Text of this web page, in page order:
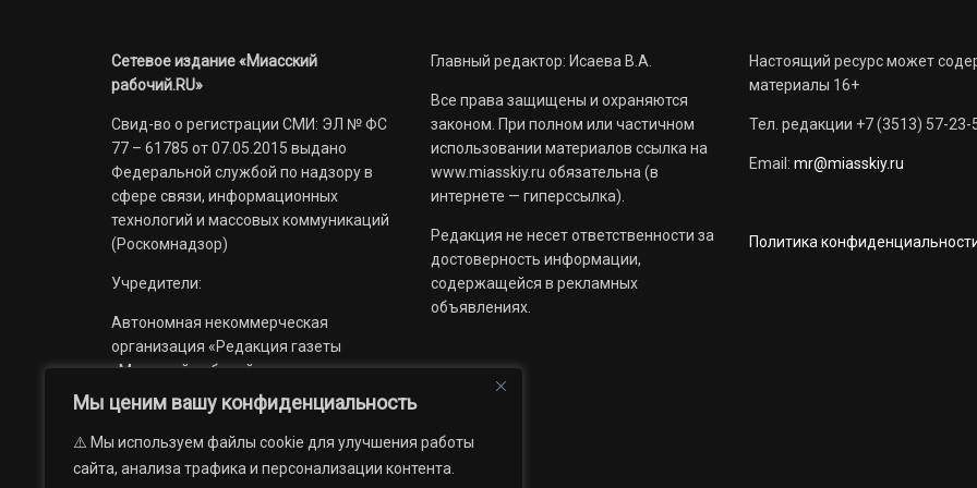
Мы ценим вашу конфиденциальность
⚠️ Мы используем файлы cookie для улучшения работы
сайта, анализа трафика и персонализации контента.
Сетевое издание «Миасский
рабочий.RU»
Свид-во о регистрации СМИ: ЭЛ № ФС
77 – 61785 от 07.05.2015 выдано
Федеральной службой по надзору в
сфере связи, информационных
технологий и массовых коммуникаций
(Роскомнадзор)
Учредители:
Автономная некоммерческая
организация «Редакция газеты
«Миасский рабочий»;
Областное государственное
учреждение «Издательский дом
Главный редактор: Исаева В.А.
Все права защищены и охраняются
законом. При полном или частичном
использовании материалов ссылка на
www.miasskiy.ru обязательна (в
интернете — гиперссылка).
Редакция не несет ответственности за
достоверность информации,
содержащейся в рекламных
объявлениях.
Настоящий ресурс может
материалы 16+
Тел. редакции +7 (3513) 57-23-
Email: mr@miasskiy.ru
Политика